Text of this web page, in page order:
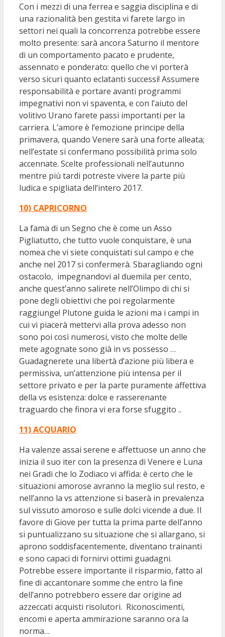
Con i mezzi di una ferrea e saggia disciplina e di
una razionalità ben gestita vi farete largo in
settori nei quali la concorrenza potrebbe essere
molto presente: sarà ancora Saturno il mentore
di un comportamento pacato e prudente,
assennato e ponderato: quello che vi porterà
verso sicuri quanto eclatanti successi! Assumere
responsabilità e portare avanti programmi
impegnativi non vi spaventa, e con l’aiuto del
volitivo Urano farete passi importanti per la
carriera. L’amore è l’emozione principe della
primavera, quando Venere sarà una forte alleata;
nell’estate si confermano possibilità prima solo
accennate. Scelte professionali nell’autunno
mentre più tardi potreste vivere la parte più
ludica e spigliata dell’intero 2017.
10) CAPRICORNO
La fama di un Segno che è come un Asso
Pigliatutto, che tutto vuole conquistare, è una
nomea che vi siete conquistati sul campo e che
anche nel 2017 si confermerà. Sbaragliando ogni
ostacolo, impegnandovi al duemila per cento,
anche quest’anno salirete nell’Olimpo di chi si
pone degli obiettivi che poi regolarmente
raggiunge! Plutone guida le azioni ma i campi in
cui vi piacerà mettervi alla prova adesso non
sono poi così numerosi, visto che molte delle
mete agognate sono già in vs possesso …
Guadagnerete una libertà d’azione più libera e
permissiva, un’attenzione più intensa per il
settore privato e per la parte puramente affettiva
della vs esistenza: dolce e rasserenante
traguardo che finora vi era forse sfuggito ..
11) ACQUARIO
Ha valenze assai serene e affettuose un anno che
inizia il suo iter con la presenza di Venere e Luna
nei Gradi che lo Zodiaco vi affida: è certo che le
situazioni amorose avranno la meglio sul resto, e
nell’anno la vs attenzione si baserà in prevalenza
sul vissuto amoroso e sulle dolci vicende a due. Il
favore di Giove per tutta la prima parte dell’anno
si puntualizzano su situazione che si allargano, si
aprono soddisfacentemente, diventano trainanti
e sono capaci di fornirvi ottimi guadagni.
Potrebbe essere importante il risparmio, fatto al
fine di accantonare somme che entro la fine
dell’anno potrebbero essere dar origine ad
azzeccati acquisti risolutori. Riconoscimenti,
encomi e aperta ammirazione saranno ora la
norma…